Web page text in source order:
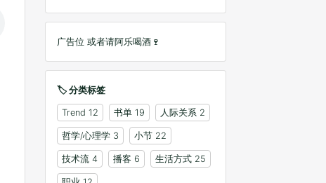
广告位 或者请阿乐喝酒🍷
🏷️ 分类标签
Trend 12 书单 19 人际关系 2
哲学/心理学 3 小节 22
技术流 4 播客 6 生活方式 25